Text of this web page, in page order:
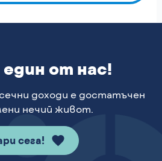
от нас!
доходи е достатъчен
нечий живот.
сега!